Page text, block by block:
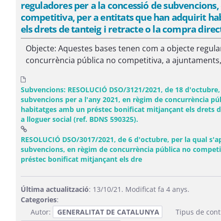
reguladores per a la concessió de
competitiva, per a entitats que han adquirit
els drets de tanteig i retracte o la compra
Objecte: Aquestes bases tenen com a objecte
concurrència pública no competitiva, a
Subvencions: RESOLUCIÓ DSO/3121/2021, de 18
subvencions per a l'any 2021, en règim de concurrència
habitatges amb un préstec bonificat mitjançant els drets
a lloguer social (ref. BDNS 590325).
RESOLUCIÓ DSO/3017/2021, de 6 d'octubre, per la qual
subvencions, en règim de concurrència pública no
préstec bonificat mitjançant els dre(Obre una finestra
Última actualització: 13/10/21. Modificat fa 4 anys.
Categories:
Autor:
GENERALITAT DE CATALUNYA Tipus de